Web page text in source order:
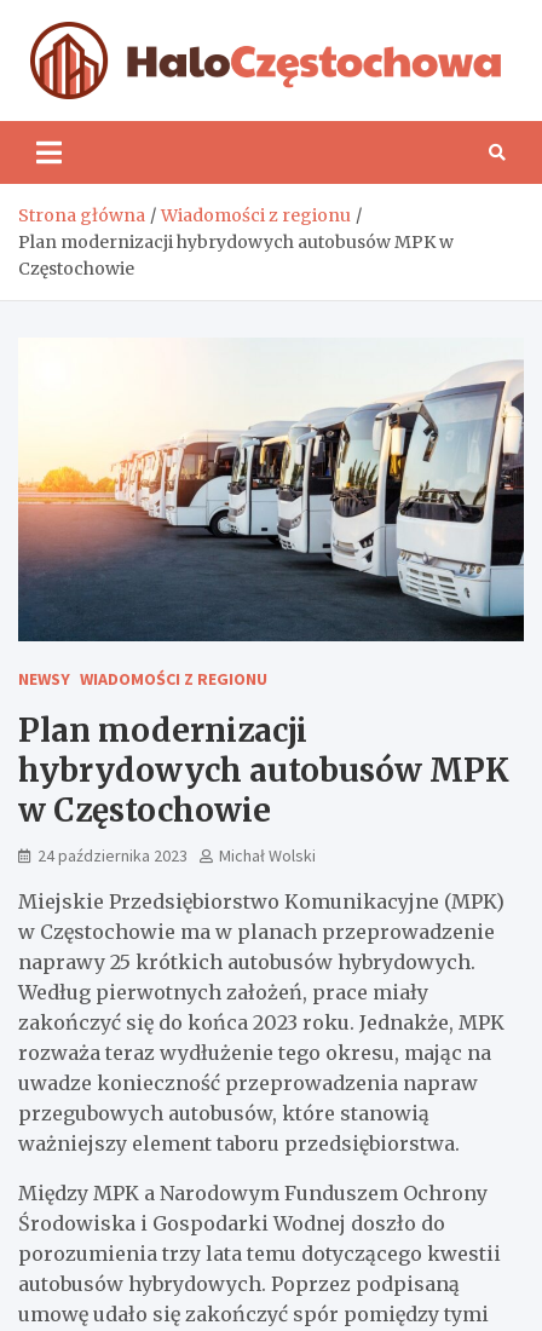
content
Strona główna
Wiadomości z regionu
Plan modernizacji hybrydowych autobusów MPK w
Częstochowie
NEWSY WIADOMOŚCI Z REGIONU
Plan modernizacji
hybrydowych autobusów MPK
w Częstochowie
24 października 2023 Michał Wolski
Miejskie Przedsiębiorstwo Komunikacyjne (MPK)
w Częstochowie ma w planach przeprowadzenie
naprawy 25 krótkich autobusów hybrydowych.
Według pierwotnych założeń, prace miały
zakończyć się do końca 2023 roku. Jednakże, MPK
rozważa teraz wydłużenie tego okresu, mając na
uwadze konieczność przeprowadzenia napraw
przegubowych autobusów, które stanowią
ważniejszy element taboru przedsiębiorstwa.
Między MPK a Narodowym Funduszem Ochrony
Środowiska i Gospodarki Wodnej doszło do
porozumienia trzy lata temu dotyczącego kwestii
autobusów hybrydowych. Poprzez podpisaną
umowę udało się zakończyć spór pomiędzy tymi